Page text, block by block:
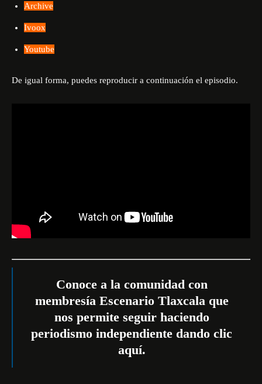
Archive
Ivoox
Youtube
De igual forma, puedes reproducir a continuación el episodio.
Conoce a la comunidad con
membresía Escenario Tlaxcala que
nos permite seguir haciendo
periodismo independiente dando clic
aquí.